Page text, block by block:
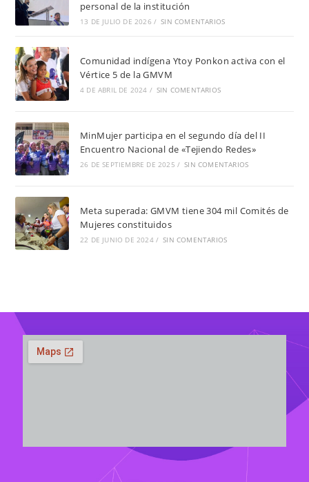
personal de la institución
13 DE JULIO DE 2026 / SIN COMENTARIOS
Comunidad indígena Ytoy Ponkon activa con el
Vértice 5 de la GMVM
4 DE ABRIL DE 2024 / SIN COMENTARIOS
MinMujer participa en el segundo día del II
Encuentro Nacional de «Tejiendo Redes»
26 DE SEPTIEMBRE DE 2025 / SIN COMENTARIOS
Meta superada: GMVM tiene 304 mil Comités de
Mujeres constituidos
22 DE JUNIO DE 2024 / SIN COMENTARIOS